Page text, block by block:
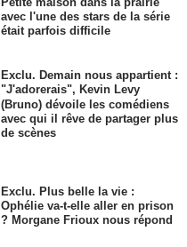
avec l'une des stars de la série
était parfois difficile
Exclu. Demain nous appartient :
"J'adorerais", Kevin Levy
(Bruno) dévoile les comédiens
avec qui il rêve de partager plus
de scènes
Exclu. Plus belle la vie :
Ophélie va-t-elle aller en prison
? Morgane Frioux nous répond